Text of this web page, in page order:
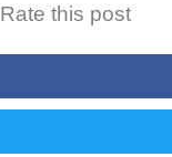
Rate this post